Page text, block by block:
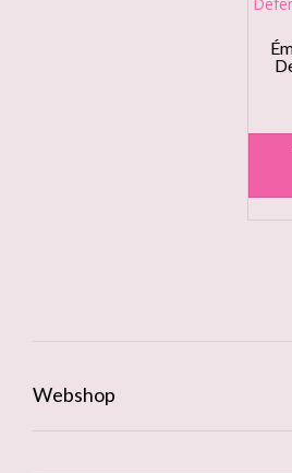
Webshop